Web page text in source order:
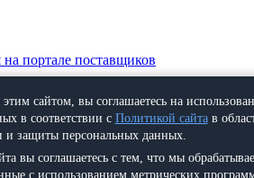
07-08сайтом, вы соглашаетесь на
в соответствии с Политикой сайтав
и защиты персональных данных.
вы соглашаетесь с тем, что мы
с использованием метрических